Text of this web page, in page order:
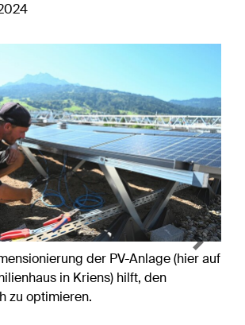
der PV-Anlage (hier auf
in Kriens) hilft, den
zu optimieren.
Next